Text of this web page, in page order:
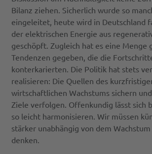
Bilanz ziehen. Sicherlich wurde so
eingeleitet, heute wird in Deutschland
der elektrischen Energie aus
geschöpft. Zugleich hat es eine Menge
Tendenzen gegeben, die die
konterkarierten. Die Politik hat stets
realisieren: Die Quellen des
wirtschaftlichen Wachstums sichern
Ziele verfolgen. Offenkundig lässt sich
so leicht harmonisieren. Wir müssen
stärker unabhängig von dem
denken.